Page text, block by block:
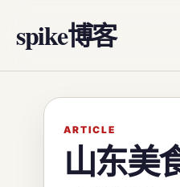
spike博客
ARTICLE
山东美